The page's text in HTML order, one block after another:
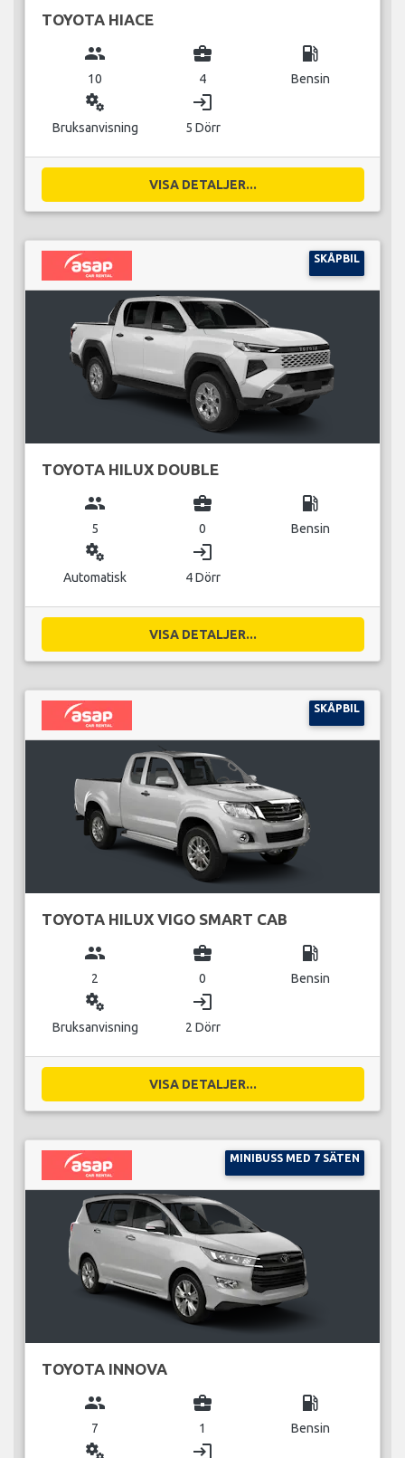
TOYOTA HIACE
group
10
business_center
4
local_gas_station
Bensin
miscellaneous_services
Bruksanvisning
login
5 Dörr
VISA DETALJER...
SKÅPBIL
TOYOTA HILUX DOUBLE
group
5
business_center
0
local_gas_station
Bensin
miscellaneous_services
Automatisk
login
4 Dörr
VISA DETALJER...
SKÅPBIL
TOYOTA HILUX VIGO SMART CAB
group
2
business_center
0
local_gas_station
Bensin
miscellaneous_services
Bruksanvisning
login
2 Dörr
VISA DETALJER...
MINIBUSS MED 7 SÄTEN
TOYOTA INNOVA
group
7
business_center
1
local_gas_station
Bensin
miscellaneous_services login